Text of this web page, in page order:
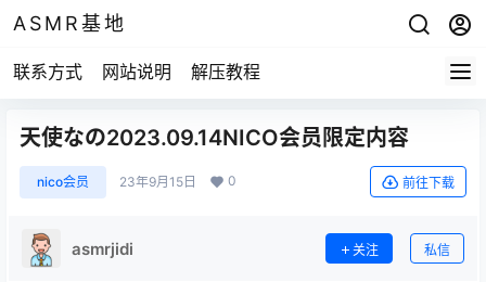
ASMR基地
联系方式 网站说明 解压教程
天使なの2023.09.14NICO会员限定内容
nico会员 23年9月15日 0 前往下载
asmrjidi 关注 私信